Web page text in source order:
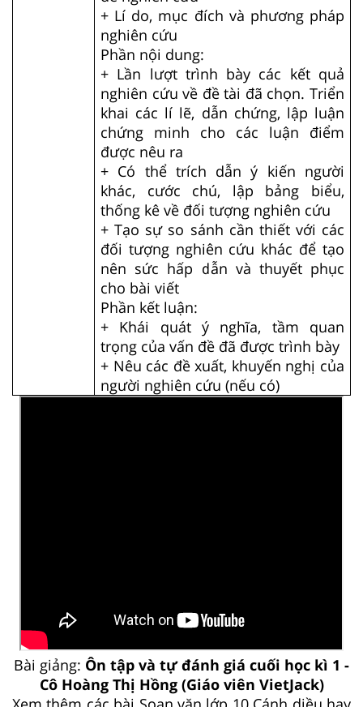
+ Lí do, mục đích và phương pháp
nghiên cứu
Phần nội dung:
+ Lần lượt trình bày các kết quả
nghiên cứu về đề tài đã chọn. Triển
khai các lí lẽ, dẫn chứng, lập luận
chứng minh cho các luận điểm
được nêu ra
+ Có thể trích dẫn ý kiến người
khác, cước chú, lập bảng biểu,
thống kê về đối tượng nghiên cứu
+ Tạo sự so sánh cần thiết với các
đối tượng nghiên cứu khác để tạo
nên sức hấp dẫn và thuyết phục
cho bài viết
Phần kết luận:
+ Khái quát ý nghĩa, tầm quan
trọng của vấn đề đã được trình bày
+ Nêu các đề xuất, khuyến nghị của
người nghiên cứu (nếu có)
Bài giảng: Ôn tập và tự đánh giá cuối học kì 1 -
Cô Hoàng Thị Hồng (Giáo viên VietJack)